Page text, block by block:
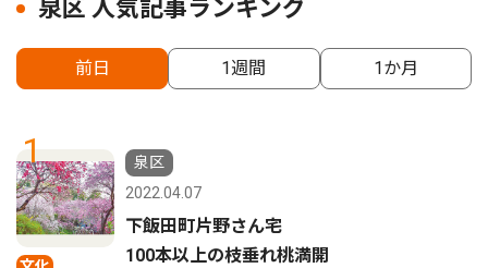
泉区 人気記事ランキング
前日 1週間 1か月
1
泉区
2022.04.07
下飯田町片野さん宅
100本以上の枝垂れ桃満開